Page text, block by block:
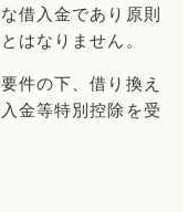
借入金であり原則
はなりません。
件の下、借り換え
金等特別控除を受